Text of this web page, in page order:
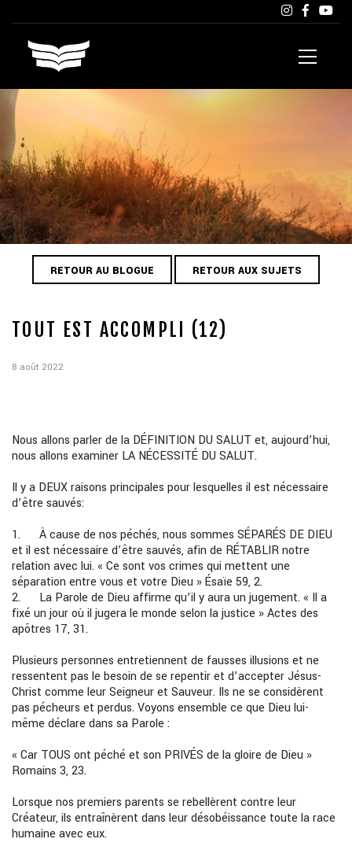
RETOUR AU BLOGUE RETOUR AUX SUJETS
TOUT EST ACCOMPLI (12)
8 août 2022
Nous allons parler de la DÉFINITION DU SALUT et, aujourd’hui,
nous allons examiner LA NÉCESSITÉ DU SALUT.
Il y a DEUX raisons principales pour lesquelles il est nécessaire
d’être sauvés:
1. À cause de nos péchés, nous sommes SÉPARÉS DE DIEU
et il est nécessaire d’être sauvés, afin de RÉTABLIR notre
relation avec lui. « Ce sont vos crimes qui mettent une
séparation entre vous et votre Dieu » Ésaïe 59, 2.
2. La Parole de Dieu affirme qu’il y aura un jugement. « Il a
fixé un jour où il jugera le monde selon la justice » Actes des
apôtres 17, 31.
Plusieurs personnes entretiennent de fausses illusions et ne
ressentent pas le besoin de se repentir et d’accepter Jésus-
Christ comme leur Seigneur et Sauveur. Ils ne se considèrent
pas pécheurs et perdus. Voyons ensemble ce que Dieu lui-
même déclare dans sa Parole :
« Car TOUS ont péché et son PRIVÉS de la gloire de Dieu »
Romains 3, 23.
Lorsque nos premiers parents se rebellèrent contre leur
Créateur, ils entraînèrent dans leur désobéissance toute la race
humaine avec eux.